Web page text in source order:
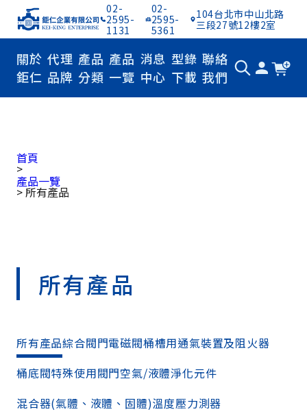
02-
2595-
1131
02-
2595-
5361
104台北市中山北路
三段27號12樓2室
關於
鉅仁
代理
品牌
產品
分類
產品
一覽
消息
中心
型錄
下載
聯絡
我們
首頁
>
產品一覽
>所有產品
所有產品
所有產品綜合閥門電磁閥桶槽用通氣裝置及阻火器
桶底閥特殊使用閥門空氣/液體淨化元件
混合器(氣體、液體、固體)溫度壓力測器